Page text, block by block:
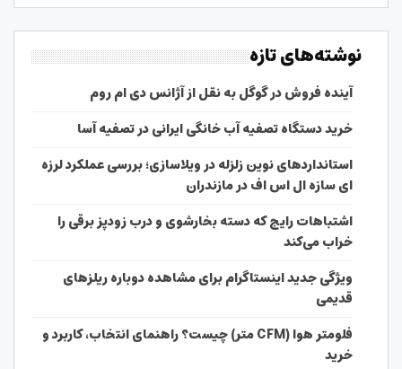
نوشته‌های تازه
آینده فروش در گوگل به نقل از آژانس دی ام روم
خرید دستگاه تصفیه آب خانگی ایرانی در تصفیه آسا
استانداردهای نوین زلزله در ویلاسازی؛ بررسی عملکرد لرزه
ای سازه ال اس اف در مازندران
اشتباهات رایج که دسته بخارشوی و درب زودپز برقی را
خراب می‌کند
ویژگی جدید اینستاگرام برای مشاهده دوباره ریلزهای
قدیمی
فلومتر هوا (CFM متر) چیست؟ راهنمای انتخاب، کاربرد و
خرید